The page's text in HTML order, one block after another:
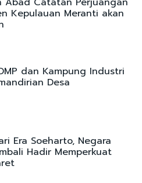
Kepulauan Meranti akan
dan Kampung Industri
Desa
Era Soeharto, Negara
Hadir Memperkuat